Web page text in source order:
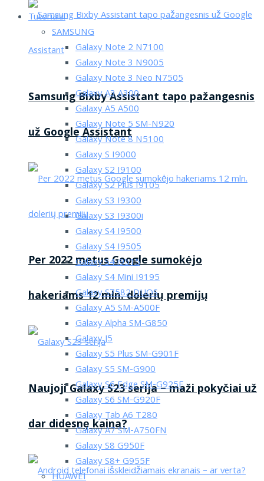
Samsung Bixby Assistant tapo pažangesnis
už Google Assistant
Per 2022 metus Google sumokėjo
hakeriams 12 mln. dolerių premijų
Naujoji Galaxy S23 serija – maži pokyčiai už
dar didesnę kaina?
Tutorialai
SAMSUNG
Galaxy Note 2 N7100
Galaxy Note 3 N9005
Galaxy Note 3 Neo N7505
Galaxy A3 A300
Galaxy A5 A500
Galaxy Note 5 SM-N920
Galaxy Note 8 N5100
Galaxy S I9000
Galaxy S2 I9100
Galaxy S2 Plus I9105
Galaxy S3 I9300
Galaxy S3 I9300i
Galaxy S4 I9500
Galaxy S4 I9505
Galaxy S4 i9515
Galaxy S4 Mini I9195
Galaxy S7582 DUOS
Galaxy A5 SM-A500F
Galaxy Alpha SM-G850
Galaxy J5
Galaxy S5 Plus SM-G901F
Galaxy S5 SM-G900
Galaxy S6 Edge SM-G925F
Galaxy S6 SM-G920F
Galaxy Tab A6 T280
Galaxy A7 SM-A750FN
Galaxy S8 G950F
Galaxy S8+ G955F
HUAWEI